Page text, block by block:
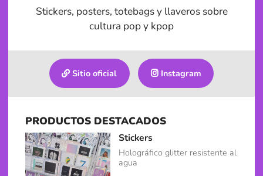
Stickers, posters, totebags y llaveros sobre
cultura pop y kpop
Sitio oficial Instagram
PRODUCTOS DESTACADOS
Stickers
Holográfico glitter resistente al
agua